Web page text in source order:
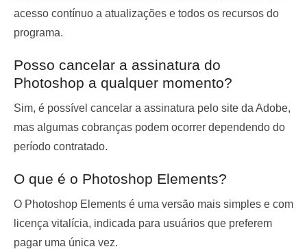
acesso contínuo a atualizações e todos os recursos do
programa.
Posso cancelar a assinatura do
Photoshop a qualquer momento?
Sim, é possível cancelar a assinatura pelo site da Adobe,
mas algumas cobranças podem ocorrer dependendo do
período contratado.
O que é o Photoshop Elements?
O Photoshop Elements é uma versão mais simples e com
licença vitalícia, indicada para usuários que preferem
pagar uma única vez.